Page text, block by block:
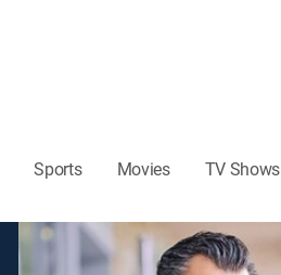
Sports Movies TV Shows